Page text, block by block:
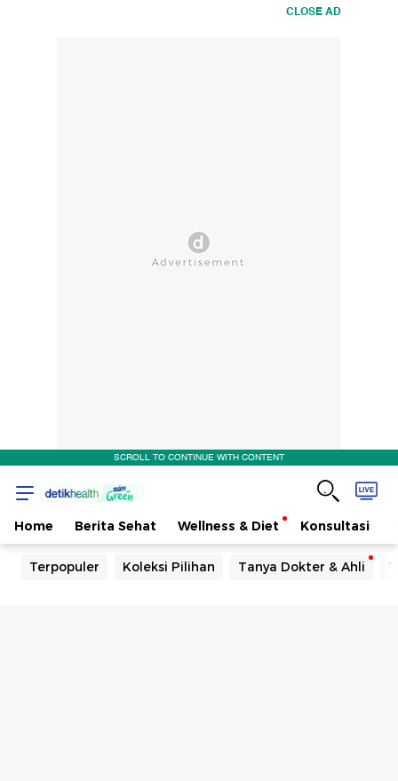
CLOSE AD
SCROLL TO CONTINUE WITH CONTENT
Home Berita Sehat Wellness & Diet Konsultasi
Terpopuler Koleksi Pilihan Tanya Dokter & Ahli